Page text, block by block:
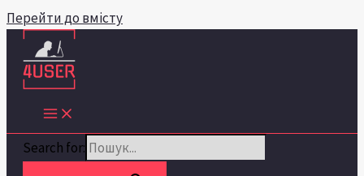
Перейти до вмісту
Search for: